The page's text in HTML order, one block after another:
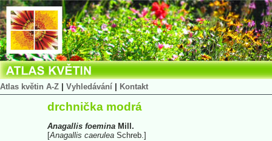
Atlas květin A-Z Vyhledávání Kontakt
drchnička modrá
Anagallis foemina Mill.
[Anagallis caerulea Schreb.]